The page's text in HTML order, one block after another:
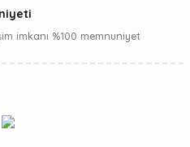
imkanı %100 memnuniyet